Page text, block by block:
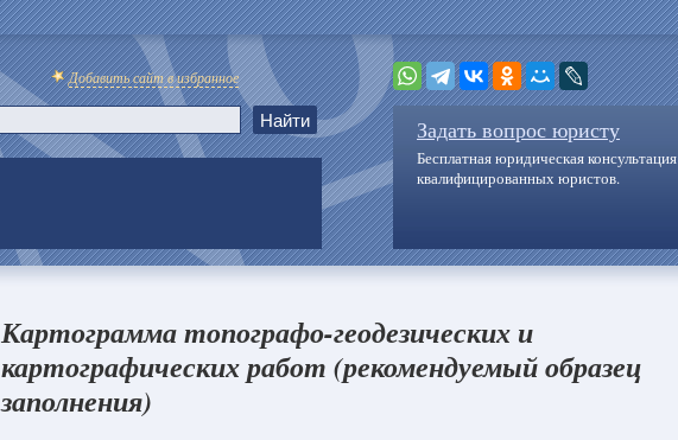
Добавить сайт в избранное
Задать вопрос юристу
Бесплатная юридическая консультация
квалифицированных юристов.
Картограмма топографо-геодезических и
картографических работ (рекомендуемый образец
заполнения)